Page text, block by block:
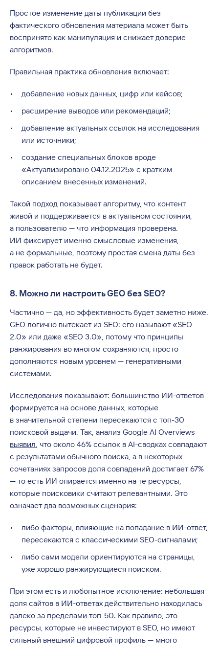
Простое изменение даты публикации без
фактического обновления материала может быть
воспринято как манипуляция и снижает доверие
алгоритмов.
Правильная практика обновления включает:
добавление новых данных, цифр или кейсов;
расширение выводов или рекомендаций;
добавление актуальных ссылок на исследования
или источники;
создание специальных блоков вроде
«Актуализировано 04.12.2025» с кратким
описанием внесенных изменений.
Такой подход показывает алгоритму, что контент
живой и поддерживается в актуальном состоянии,
а пользователю — что информация проверена.
ИИ фиксирует именно смысловые изменения,
а не формальные, поэтому простая смена даты без
правок работать не будет.
8. Можно ли настроить GEO без SEO?
Частично — да, но эффективность будет заметно ниже.
GEO логично вытекает из SEO: его называют «SEO
2.0» или даже «SEO 3.0», потому что принципы
ранжирования во многом сохраняются, просто
дополняются новым уровнем — генеративными
системами.
Исследования показывают: большинство ИИ-ответов
формируется на основе данных, которые
в значительной степени пересекаются с топ-30
поисковой выдачи. Так, анализ Google AI Overviews
выявил, что около 46% ссылок в AI-сводках совпадают
с результатами обычного поиска, а в некоторых
сочетаниях запросов доля совпадений достигает 67%
— то есть ИИ опирается именно на те ресурсы,
которые поисковики считают релевантными. Это
означает два возможных сценария:
либо факторы, влияющие на попадание в ИИ-ответ,
пересекаются с классическими SEO-сигналами;
либо сами модели ориентируются на страницы,
уже хорошо ранжирующиеся поиском.
При этом есть и любопытное исключение: небольшая
доля сайтов в ИИ-ответах действительно находилась
далеко за пределами топ-50. Как правило, это
ресурсы, которые не инвестируют в SEO, но имеют
сильный внешний цифровой профиль — много